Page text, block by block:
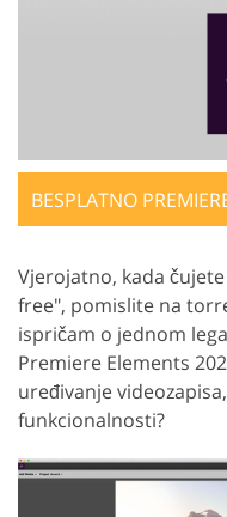
BESPLATNO
Vjerojatno, kada
free", pomislite na
ispričam o jednom
Premiere Elements
uređivanje
funkcionalnosti?